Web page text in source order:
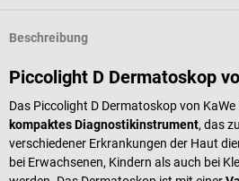
Beschreibung
Piccolight D Dermatoskop
Das Piccolight D Dermatoskop von KaWe
kompaktes Diagnostikinstrument, das
verschiedener Erkrankungen der Haut
bei Erwachsenen, Kindern als auch bei